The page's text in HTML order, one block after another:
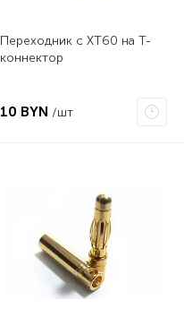
Переходник с XT60 на T-
коннектор
10 BYN /шт